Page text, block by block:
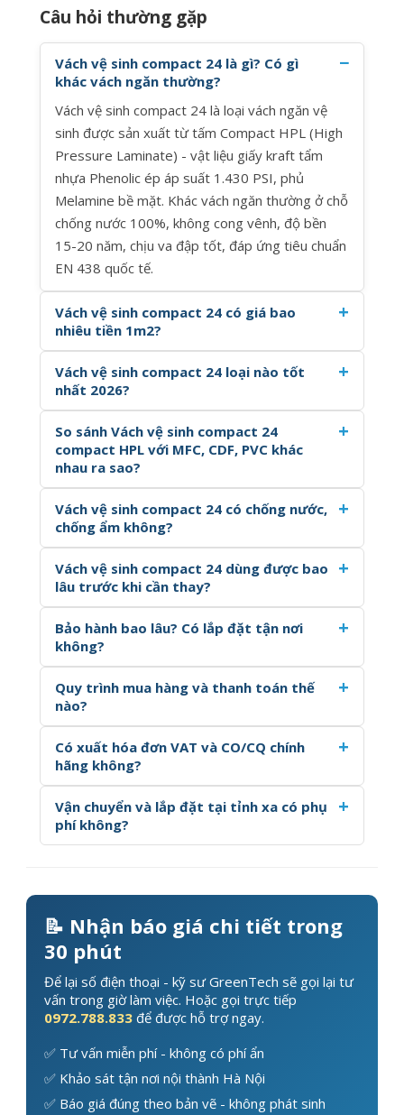
Câu hỏi thường gặp
Vách vệ sinh compact 24 là gì? Có gì
khác vách ngăn thường?
Vách vệ sinh compact 24 là loại vách ngăn vệ
sinh được sản xuất từ tấm Compact HPL (High
Pressure Laminate) - vật liệu giấy kraft tẩm
nhựa Phenolic ép áp suất 1.430 PSI, phủ
Melamine bề mặt. Khác vách ngăn thường ở chỗ
chống nước 100%, không cong vênh, độ bền
15-20 năm, chịu va đập tốt, đáp ứng tiêu chuẩn
EN 438 quốc tế.
Vách vệ sinh compact 24 có giá bao
nhiêu tiền 1m2?
Vách vệ sinh compact 24 loại nào tốt
nhất 2026?
So sánh Vách vệ sinh compact 24
compact HPL với MFC, CDF, PVC khác
nhau ra sao?
Vách vệ sinh compact 24 có chống nước,
chống ẩm không?
Vách vệ sinh compact 24 dùng được bao
lâu trước khi cần thay?
Bảo hành bao lâu? Có lắp đặt tận nơi
không?
Quy trình mua hàng và thanh toán thế
nào?
Có xuất hóa đơn VAT và CO/CQ chính
hãng không?
Vận chuyển và lắp đặt tại tỉnh xa có phụ
phí không?
📝 Nhận báo giá chi tiết trong
30 phút
Để lại số điện thoại - kỹ sư GreenTech sẽ gọi lại tư
vấn trong giờ làm việc. Hoặc gọi trực tiếp
0972.788.833 để được hỗ trợ ngay.
✅ Tư vấn miễn phí - không có phí ẩn
✅ Khảo sát tận nơi nội thành Hà Nội
✅ Báo giá đúng theo bản vẽ - không phát sinh